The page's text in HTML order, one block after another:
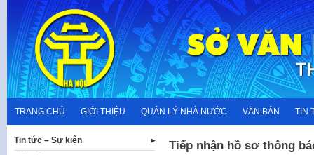
content
TRANG CHỦ GIỚI THIỆU QUẢN LÝ NHÀ NƯỚC VĂN BẢN TIN
Tiếp nhận hồ sơ thông
Tin tức – Sự kiện